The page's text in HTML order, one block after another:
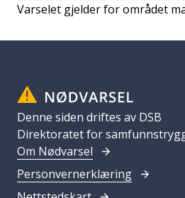
Varselet gjelder for området
Denne siden driftes av DSB
Direktoratet for
Om Nødvarsel
Personvernerklæring